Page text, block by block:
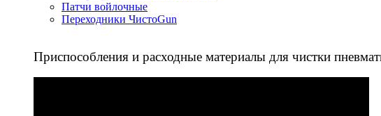
Патчи войлочные
Переходники ЧистоGun
Приспособления и расходные материалы для чистки